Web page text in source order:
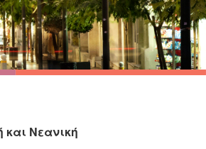
και Νεανική